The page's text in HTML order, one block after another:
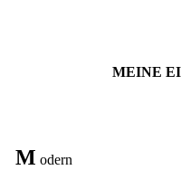
MEINE
M odern